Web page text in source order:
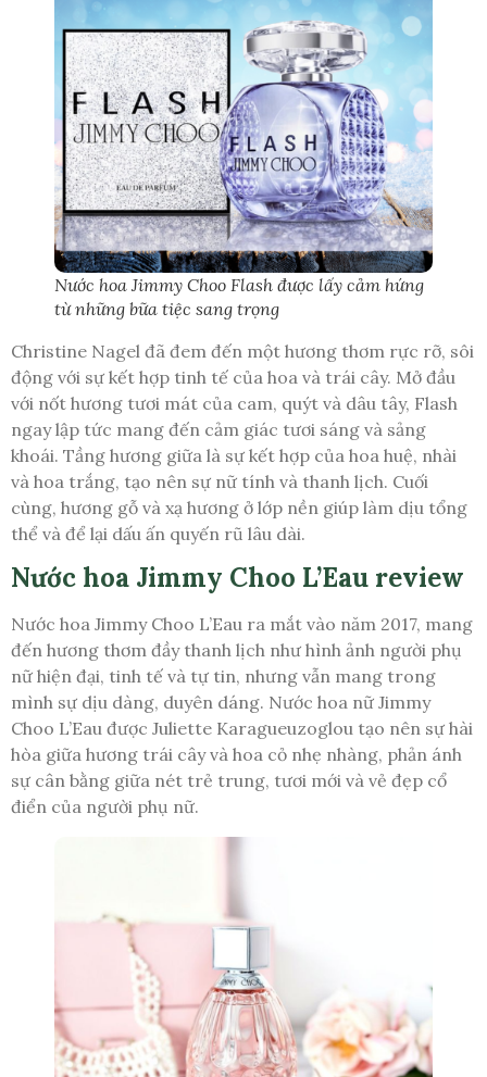
Nước hoa Jimmy Choo Flash được lấy cảm hứng
từ những bữa tiệc sang trọng
Christine Nagel đã đem đến một hương thơm rực rỡ, sôi
động với sự kết hợp tinh tế của hoa và trái cây. Mở đầu
với nốt hương tươi mát của cam, quýt và dâu tây, Flash
ngay lập tức mang đến cảm giác tươi sáng và sảng
khoái. Tầng hương giữa là sự kết hợp của hoa huệ, nhài
và hoa trắng, tạo nên sự nữ tính và thanh lịch. Cuối
cùng, hương gỗ và xạ hương ở lớp nền giúp làm dịu tổng
thể và để lại dấu ấn quyến rũ lâu dài.
Nước hoa Jimmy Choo L’Eau review
Nước hoa Jimmy Choo L’Eau ra mắt vào năm 2017, mang
đến hương thơm đầy thanh lịch như hình ảnh người phụ
nữ hiện đại, tinh tế và tự tin, nhưng vẫn mang trong
mình sự dịu dàng, duyên dáng. Nước hoa nữ Jimmy
Choo L’Eau được Juliette Karagueuzoglou tạo nên sự hài
hòa giữa hương trái cây và hoa cỏ nhẹ nhàng, phản ánh
sự cân bằng giữa nét trẻ trung, tươi mới và vẻ đẹp cổ
điển của người phụ nữ.